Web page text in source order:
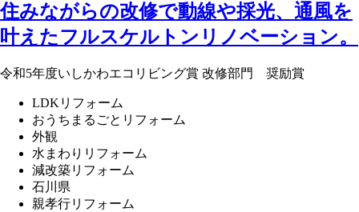
住みながらの改修で動線や採光、通風を
叶えたフルスケルトンリノベーション。
令和5年度いしかわエコリビング賞 改修部門 奨励賞
LDKリフォーム
おうちまるごとリフォーム
外観
水まわりリフォーム
減改築リフォーム
石川県
親孝行リフォーム